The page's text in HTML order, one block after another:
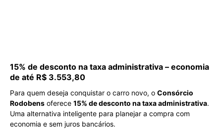
15% de desconto na taxa administrativa – economia
de até R$ 3.553,80
Para quem deseja conquistar o carro novo, o Consórcio
Rodobens oferece 15% de desconto na taxa administrativa.
Uma alternativa inteligente para planejar a compra com
economia e sem juros bancários.